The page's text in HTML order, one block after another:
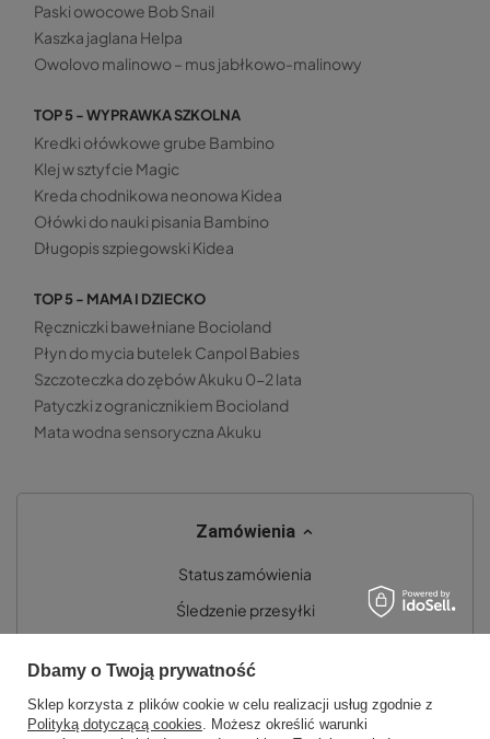
Paski owocowe Bob Snail
Kaszka jaglana Helpa
Owolovo malinowo – mus jabłkowo-malinowy
TOP 5 - WYPRAWKA SZKOLNA
Kredki ołówkowe grube Bambino
Klej w sztyfcie Magic
Kreda chodnikowa neonowa Kidea
Ołówki do nauki pisania Bambino
Długopis szpiegowski Kidea
TOP 5 - MAMA I DZIECKO
Ręczniczki bawełniane Bocioland
Płyn do mycia butelek Canpol Babies
Szczoteczka do zębów Akuku 0-2 lata
Patyczki z ogranicznikiem Bocioland
Mata wodna sensoryczna Akuku
Zamówienia
Status zamówienia
Śledzenie przesyłki
Chcę zwrócić produkt
Chcę wymienić towar
Dbamy o Twoją prywatność
Sklep korzysta z plików cookie w celu realizacji usług zgodnie z
Polityką dotyczącą cookies. Możesz określić warunki